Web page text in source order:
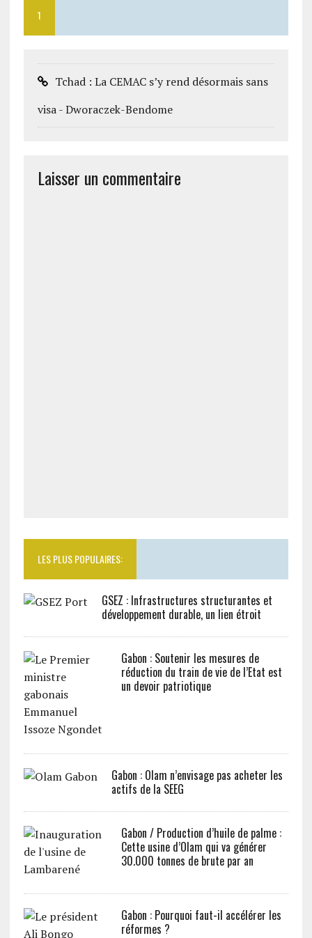
1
Tchad : La CEMAC s’y rend désormais sans
visa - Dworaczek-Bendome
Laisser un commentaire
LES PLUS POPULAIRES:
GSEZ : Infrastructures structurantes et
développement durable, un lien étroit
Gabon : Soutenir les mesures de
réduction du train de vie de l’Etat est
un devoir patriotique
Gabon : Olam n’envisage pas acheter les
actifs de la SEEG
Gabon / Production d’huile de palme :
Cette usine d’Olam qui va générer
30.000 tonnes de brute par an
Gabon : Pourquoi faut-il accélérer les
réformes ?